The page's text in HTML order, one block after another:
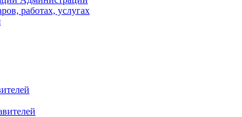
работах, услугах